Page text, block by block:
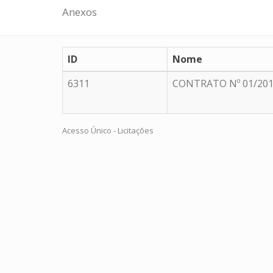
Anexos
ID
Nome
6311
CONTRATO Nº 01/
Acesso Único - Licitações